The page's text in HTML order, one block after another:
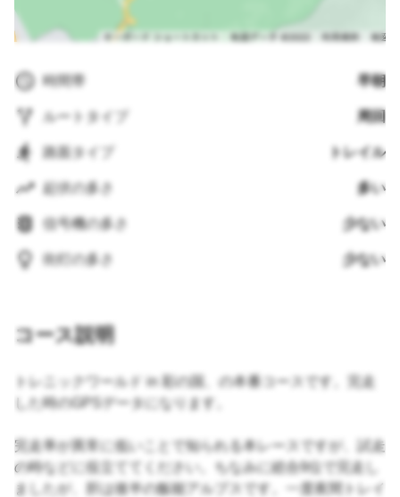
時間帯 早朝
ルートタイプ 周回
路面タイプ トレイル
起伏の多さ 多い
信号機の多さ 少ない
街灯の多さ 少ない
コース説明
トレニックワールド in 彩の国、の本番コースです。完走
した時のGPSデータになります。
完走率が異常に低いことで知られる本レースですが、試走
の時などに役立ててください。ちなみに総合9位で完走し
ましたが、肝は後半の飯能アルプスです。一度夜間トレイ